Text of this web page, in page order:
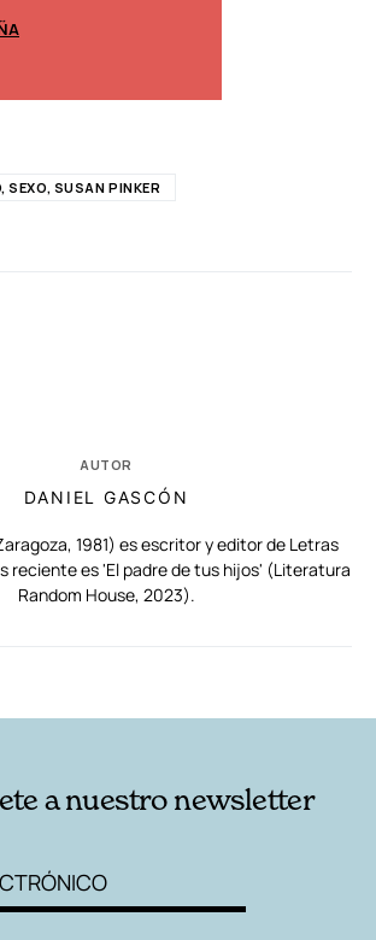
SEXO, SUSAN PINKER
AUTOR
DANIEL GASCÓN
1981) es escritor y editor de Letras
reciente es 'El padre de tus hijos' (Literatura
Random House, 2023).
a nuestro newsletter